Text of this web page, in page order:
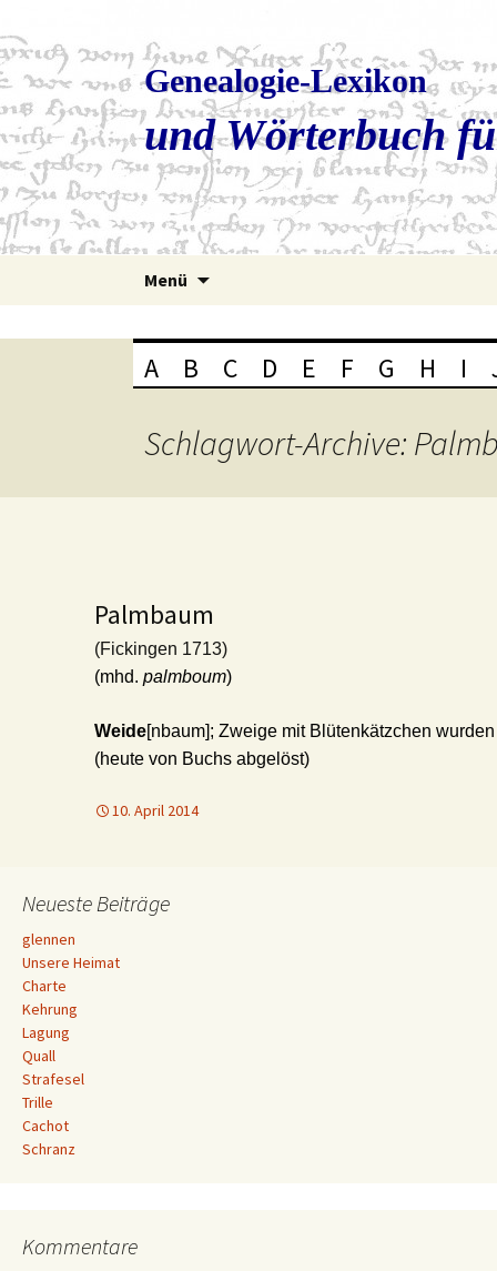
Genealogie-Lexikon
und Wörterbuch
Menü
A B C D E F G H I
Schlagwort-Archive:
Palmbaum
(Fickingen 1713)
(mhd. palmboum)
Weide[nbaum]; Zweige mit Blütenkätzchen
(heute von Buchs abgelöst)
10. April 2014
Neueste Beiträge
glennen
Unsere Heimat
Charte
Kehrung
Lagung
Quall
Strafesel
Trille
Cachot
Schranz
Kommentare